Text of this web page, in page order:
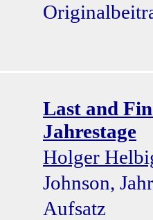
Last and
Jahrestage
Holger
Johnson,
Aufsatz